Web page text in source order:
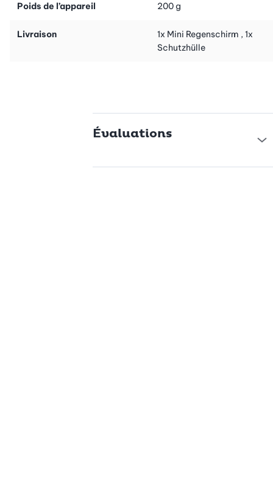
Poids de l’appareil 200 g
Livraison
1x Mini Regenschirm , 1x
Schutzhülle
Évaluations